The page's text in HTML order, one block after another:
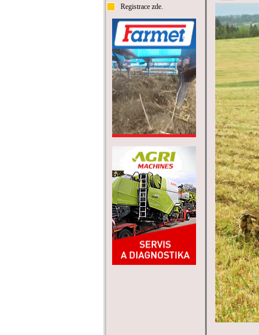
Registrace zde.